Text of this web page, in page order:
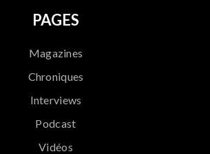
PAGES
Magazines
Chroniques
Interviews
Podcast
Vidéos